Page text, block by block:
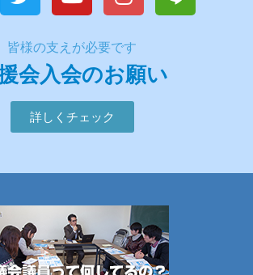
会入会のお願い
皆様の支えが必要です
詳しくチェック